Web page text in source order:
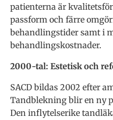
patienterna är
passform och färre
behandlingstider samt i
behandlingskostnader.
2000-tal: Estetisk och
SACD bildas 2002 efter
Tandblekning blir en ny
Den inflytelserike